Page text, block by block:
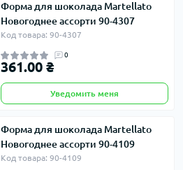
Форма для шоколада Martellato
Новогоднее ассорти 90-4307
Код товара: 90-4307
0
361.00 ₴
Уведомить меня
Форма для шоколада Martellato
Новогоднее ассорти 90-4109
Код товара: 90-4109